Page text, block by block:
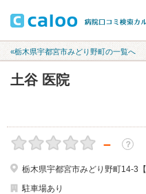
«栃木県宇都宮市みどり野町の一覧へ
土谷 医院
－ ？
栃木県宇都宮市みどり野町14-3【
駐車場あり